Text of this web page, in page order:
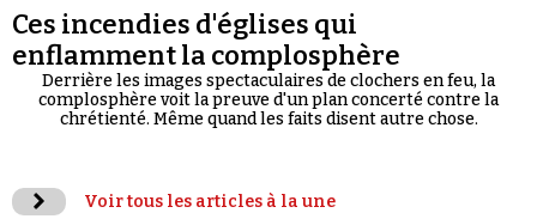
Ces incendies d'églises qui
enflamment la complosphère
Derrière les images spectaculaires de clochers en feu, la
complosphère voit la preuve d'un plan concerté contre la
chrétienté. Même quand les faits disent autre chose.
Voir tous les articles à la une